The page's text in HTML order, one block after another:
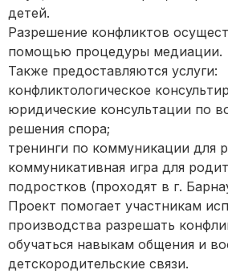
детей.
Разрешение конфликтов
помощью процедуры медиации.
Также предоставляются услуги:
конфликтологическое
юридические консультации по
решения спора;
тренинги по коммуникации для
коммуникативная игра для
подростков (проходят в г.
Проект помогает участникам
производства разрешать
обучаться навыкам общения и
детскородительские связи.